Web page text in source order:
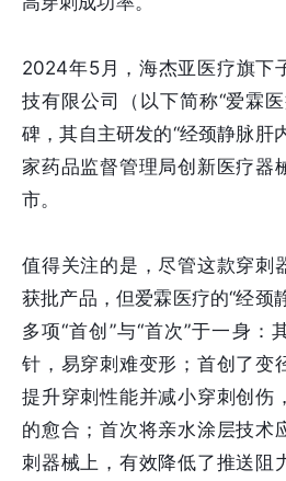
2024年5月，海杰亚医疗旗下
技有限公司（以下简称“爱霖
碑，其自主研发的“经颈静脉肝
家药品监督管理局创新医疗器
市。
值得关注的是，尽管这款穿刺
获批产品，但爱霖医疗的“经颈
多项“首创”与“首次”于一身：
针，易穿刺难变形；首创了变
提升穿刺性能并减小穿刺创伤
的愈合；首次将亲水涂层技术
刺器械上，有效降低了推送阻